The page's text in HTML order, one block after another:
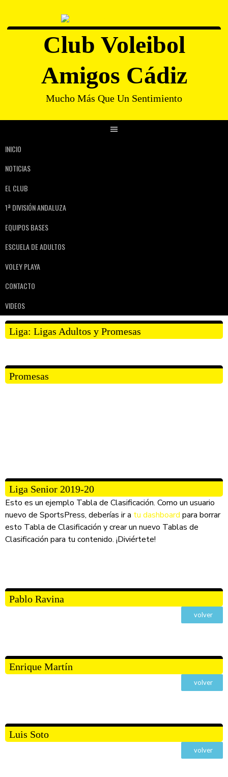
Club Voleibol
Amigos Cádiz
Mucho Más Que Un Sentimiento
INICIO
NOTICIAS
EL CLUB
1ª DIVISIÓN ANDALUZA
EQUIPOS BASES
ESCUELA DE ADULTOS
VOLEY PLAYA
CONTACTO
VIDEOS
Liga: Ligas Adultos y Promesas
Promesas
Liga Senior 2019-20
Esto es un ejemplo Tabla de Clasificación. Como un usuario
nuevo de SportsPress, deberías ir a tu dashboard para borrar
esto Tabla de Clasificación y crear un nuevo Tablas de
Clasificación para tu contenido. ¡Diviértete!
Pablo Ravina
volver
Enrique Martín
volver
Luis Soto
volver